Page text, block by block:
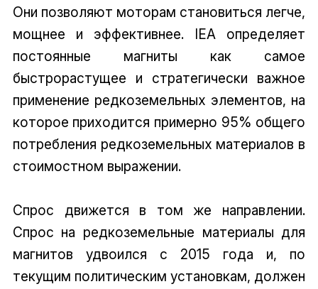
Они позволяют моторам становиться легче,
мощнее и эффективнее. IEA определяет
постоянные магниты как самое
быстрорастущее и стратегически важное
применение редкоземельных элементов, на
которое приходится примерно 95% общего
потребления редкоземельных материалов в
стоимостном выражении.
Спрос движется в том же направлении.
Спрос на редкоземельные материалы для
магнитов удвоился с 2015 года и, по
текущим политическим установкам, должен